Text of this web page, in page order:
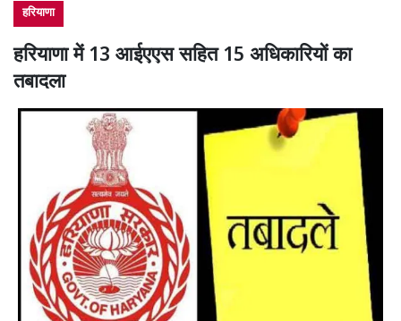
हरियाणा
हरियाणा में 13 आईएएस सहित 15 अधिकारियों का
तबादला